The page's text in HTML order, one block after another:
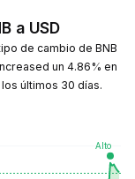
a USD
de cambio de BNB
un 4.86% en
últimos 30 días.